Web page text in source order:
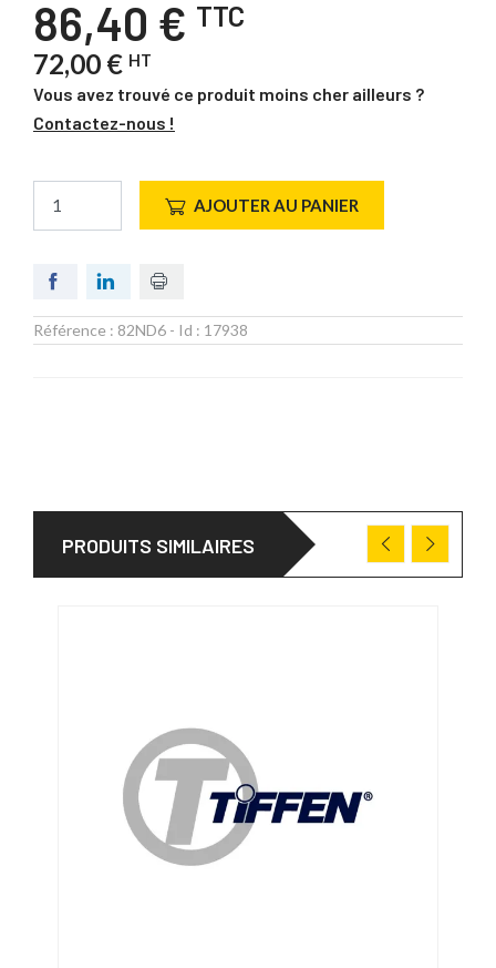
86,40 € TTC
72,00 € HT
Vous avez trouvé ce produit moins cher ailleurs ?
Contactez-nous !
AJOUTER AU PANIER
Référence : 82ND6 - Id : 17938
PRODUITS SIMILAIRES